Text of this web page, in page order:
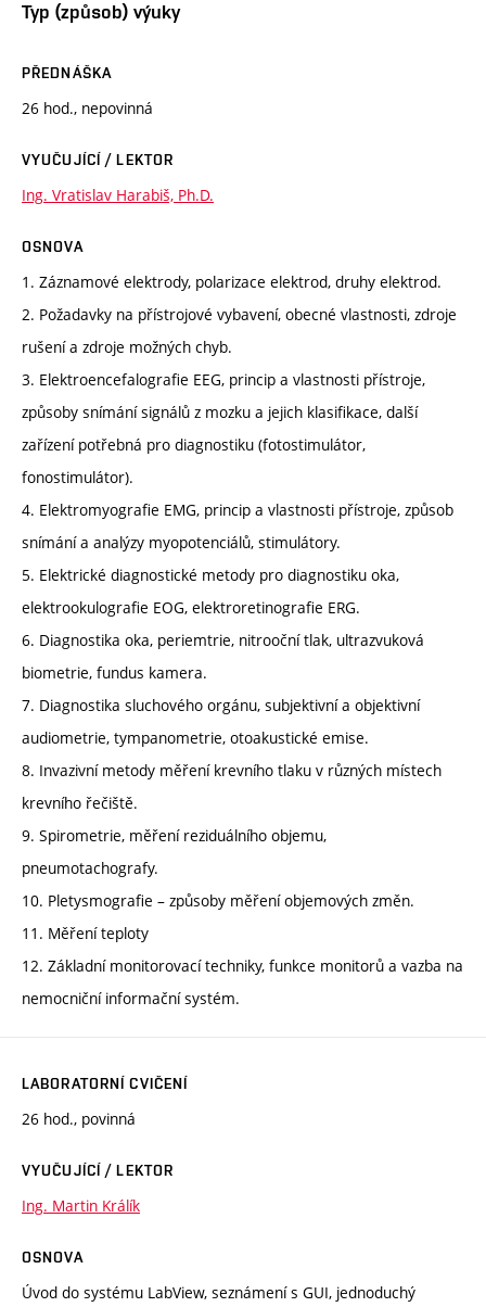
Typ (způsob) výuky
PŘEDNÁŠKA
26 hod., nepovinná
VYUČUJÍCÍ / LEKTOR
Ing. Vratislav Harabiš, Ph.D.
OSNOVA
1. Záznamové elektrody, polarizace elektrod, druhy elektrod.
2. Požadavky na přístrojové vybavení, obecné vlastnosti, zdroje
rušení a zdroje možných chyb.
3. Elektroencefalografie EEG, princip a vlastnosti přístroje,
způsoby snímání signálů z mozku a jejich klasifikace, další
zařízení potřebná pro diagnostiku (fotostimulátor,
fonostimulátor).
4. Elektromyografie EMG, princip a vlastnosti přístroje, způsob
snímání a analýzy myopotenciálů, stimulátory.
5. Elektrické diagnostické metody pro diagnostiku oka,
elektrookulografie EOG, elektroretinografie ERG.
6. Diagnostika oka, periemtrie, nitrooční tlak, ultrazvuková
biometrie, fundus kamera.
7. Diagnostika sluchového orgánu, subjektivní a objektivní
audiometrie, tympanometrie, otoakustické emise.
8. Invazivní metody měření krevního tlaku v různých místech
krevního řečiště.
9. Spirometrie, měření reziduálního objemu,
pneumotachografy.
10. Pletysmografie – způsoby měření objemových změn.
11. Měření teploty
12. Základní monitorovací techniky, funkce monitorů a vazba na
nemocniční informační systém.
LABORATORNÍ CVIČENÍ
26 hod., povinná
VYUČUJÍCÍ / LEKTOR
Ing. Martin Králík
OSNOVA
Úvod do systému LabView, seznámení s GUI, jednoduchý